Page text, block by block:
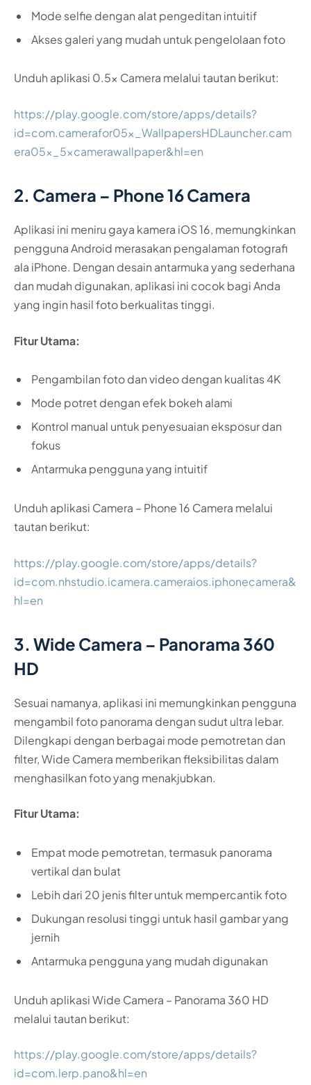
Mode selfie dengan alat pengeditan intuitif
Akses galeri yang mudah untuk pengelolaan foto
Unduh aplikasi 0.5x Camera melalui tautan berikut:
https://play.google.com/store/apps/details?
id=com.camerafor05x_WallpapersHDLauncher.cam
era05x_5xcamerawallpaper&hl=en
2. Camera – Phone 16 Camera
Aplikasi ini meniru gaya kamera iOS 16, memungkinkan
pengguna Android merasakan pengalaman fotografi
ala iPhone. Dengan desain antarmuka yang sederhana
dan mudah digunakan, aplikasi ini cocok bagi Anda
yang ingin hasil foto berkualitas tinggi.
Fitur Utama:
Pengambilan foto dan video dengan kualitas 4K
Mode potret dengan efek bokeh alami
Kontrol manual untuk penyesuaian eksposur dan
fokus
Antarmuka pengguna yang intuitif
Unduh aplikasi Camera – Phone 16 Camera melalui
tautan berikut:
https://play.google.com/store/apps/details?
id=com.nhstudio.icamera.cameraios.iphonecamera&
hl=en
3. Wide Camera – Panorama 360
HD
Sesuai namanya, aplikasi ini memungkinkan pengguna
mengambil foto panorama dengan sudut ultra lebar.
Dilengkapi dengan berbagai mode pemotretan dan
filter, Wide Camera memberikan fleksibilitas dalam
menghasilkan foto yang menakjubkan.
Fitur Utama:
Empat mode pemotretan, termasuk panorama
vertikal dan bulat
Lebih dari 20 jenis filter untuk mempercantik foto
Dukungan resolusi tinggi untuk hasil gambar yang
jernih
Antarmuka pengguna yang mudah digunakan
Unduh aplikasi Wide Camera – Panorama 360 HD
melalui tautan berikut:
https://play.google.com/store/apps/details?
id=com.lerp.pano&hl=en